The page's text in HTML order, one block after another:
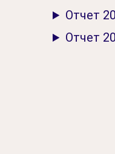
Отчет
Отчет